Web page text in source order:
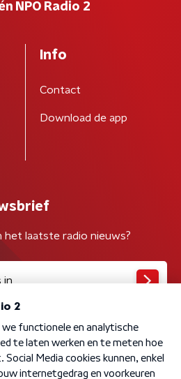
NPO Radio 2
Info
Contact
Download de app
laatste radio nieuws?